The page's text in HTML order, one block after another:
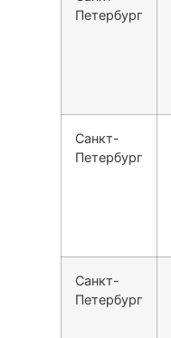
Петербург
Санкт-
Петербург
Санкт-
Петербург